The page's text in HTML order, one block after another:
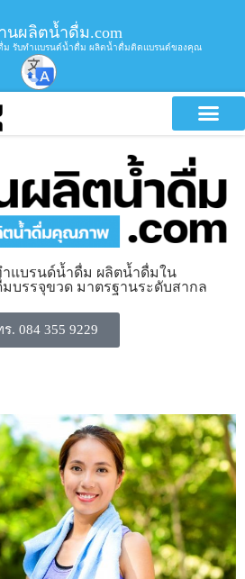
นผลิตน้ำดื่ม.com
ม รับทำแบรนด์น้ำดื่ม ผลิตน้ำดื่มติดแบรนด์ของคุณ
แบรนด์น้ำดื่ม ผลิตน้ำดื่มใน
บรรจุขวด มาตรฐานระดับสากล
ร. 084 355 9229